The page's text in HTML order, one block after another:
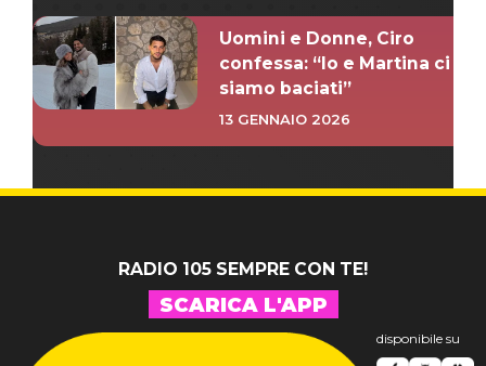
Uomini e Donne, Ciro
confessa: “Io e Martina ci
siamo baciati”
13 GENNAIO 2026
RADIO 105 SEMPRE CON TE!
SCARICA L'APP
disponibile su